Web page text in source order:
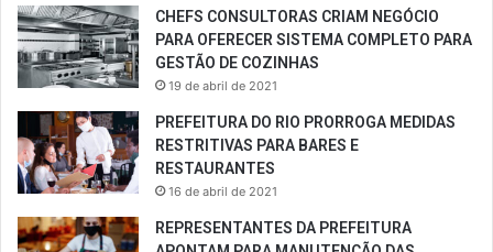
CHEFS CONSULTORAS CRIAM NEGÓCIO
PARA OFERECER SISTEMA COMPLETO PARA
GESTÃO DE COZINHAS
19 de abril de 2021
PREFEITURA DO RIO PRORROGA MEDIDAS
RESTRITIVAS PARA BARES E
RESTAURANTES
16 de abril de 2021
REPRESENTANTES DA PREFEITURA